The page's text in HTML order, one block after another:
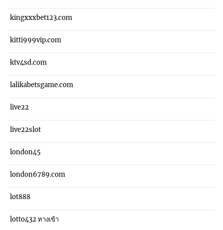
kingxxxbet123.com
kitti999vip.com
ktv4sd.com
lalikabetsgame.com
live22
live22slot
london45
london6789.com
lot888
lotto432 ทางเข้า